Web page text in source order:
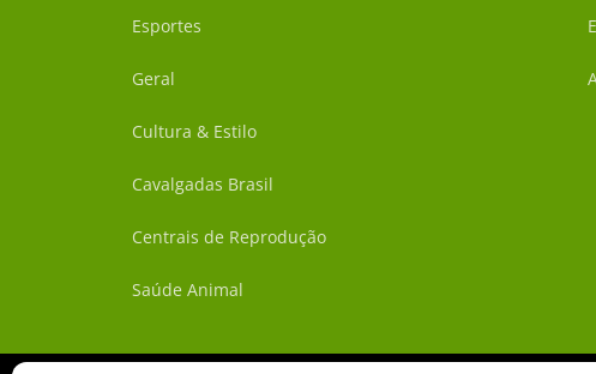
Esportes
Geral
Cultura & Estilo
Cavalgadas Brasil
Centrais de Reprodução
Saúde Animal